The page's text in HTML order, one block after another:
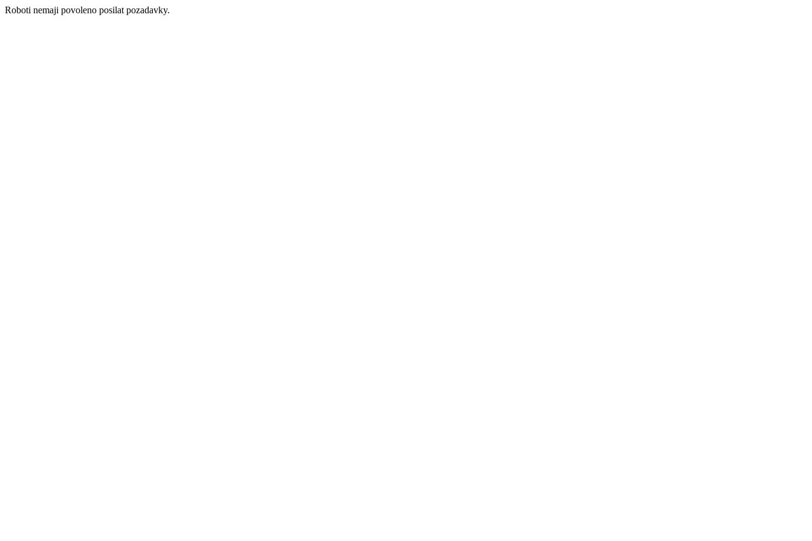
Roboti nemaji povoleno posilat pozadavky.